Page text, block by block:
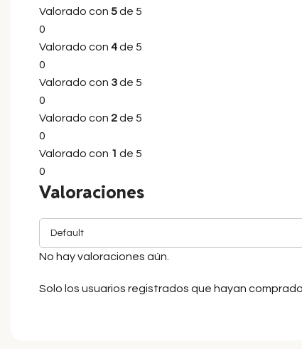
Valorado con 5de 5
0
Valorado con 4de 5
0
Valorado con 3de 5
0
Valorado con 2de 5
0
Valorado con 1 de 5
0
Valoraciones
No hay valoraciones aún.
Solo los usuarios registrados que hayan